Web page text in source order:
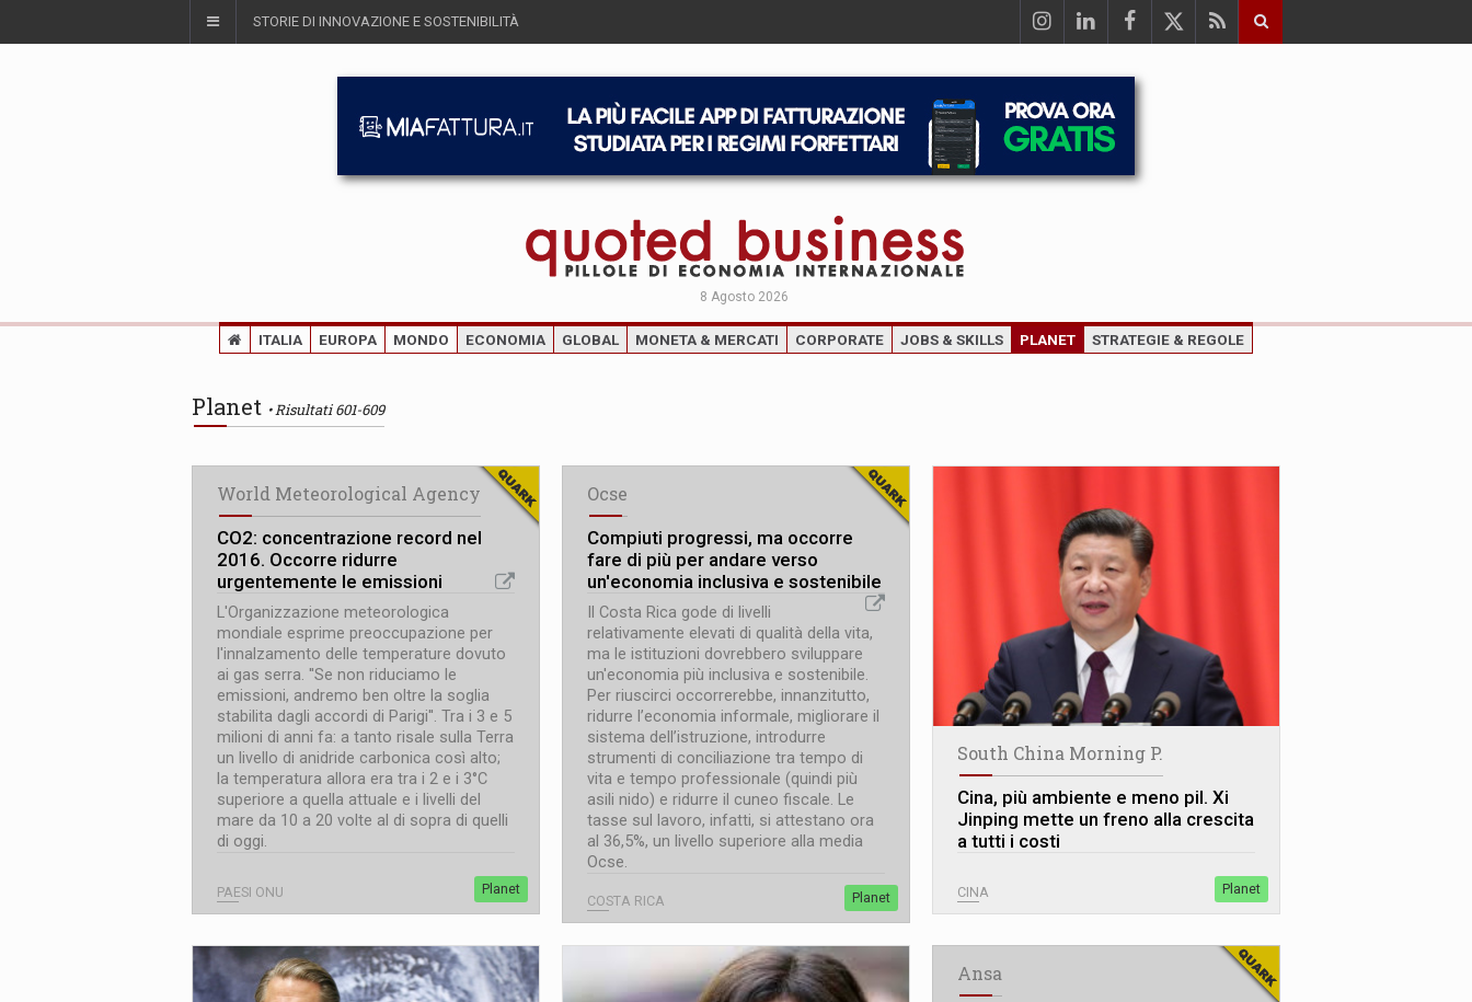
STORIE DI INNOVAZIONE E SOSTENIBILITÀ
8 Agosto 2026
ITALIA EUROPA MONDO ECONOMIA GLOBAL MONETA & MERCATI CORPORATE JOBS & SKILLS PLANET STRATEGIE & REGOLE
Planet Risultati 601-609
World Meteorological Agency
CO2: concentrazione record nel
2016. Occorre ridurre
urgentemente le emissioni
L'Organizzazione meteorologica
mondiale esprime preoccupazione per
l'innalzamento delle temperature dovuto
ai gas serra. ''Se non riduciamo le
emissioni, andremo ben oltre la soglia
stabilita dagli accordi di Parigi''. Tra i 3 e 5
milioni di anni fa: a tanto risale sulla Terra
un livello di anidride carbonica così alto;
la temperatura allora era tra i 2 e i 3°C
superiore a quella attuale e i livelli del
mare da 10 a 20 volte al di sopra di quelli
di oggi.
PAESI ONU Planet
Ocse
Compiuti progressi, ma occorre
fare di più per andare verso
un'economia inclusiva e sostenibile
Il Costa Rica gode di livelli
relativamente elevati di qualità della vita,
ma le istituzioni dovrebbero sviluppare
un'economia più inclusiva e sostenibile.
Per riuscirci occorrerebbe, innanzitutto,
ridurre l’economia informale, migliorare il
sistema dell’istruzione, introdurre
strumenti di conciliazione tra tempo di
vita e tempo professionale (quindi più
asili nido) e ridurre il cuneo fiscale. Le
tasse sul lavoro, infatti, si attestano ora
al 36,5%, un livello superiore alla media
Ocse.
COSTA RICA Planet
South China Morning P.
Cina, più ambiente e meno pil. Xi
Jinping mette un freno alla crescita
a tutti i costi
CINA Planet
Ansa